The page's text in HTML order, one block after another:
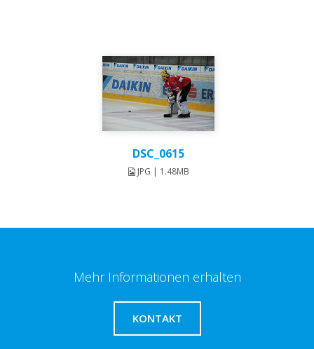
DSC_0615
JPG | 1.48MB
Mehr Informationen erhalten
KONTAKT